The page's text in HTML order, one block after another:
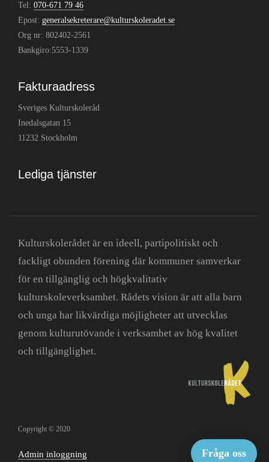
Tel: 070-671 79 46
Epost: generalsekreterare@kulturskoleradet.se
Org nr: 802402-2561
Bankgiro:5553-1339
Fakturaadress
Sveriges Kulturskoleråd
Inedalsgatan 15
11232 Stockholm
Lediga tjänster
Kulturskolerådet är en ideell, partipolitiskt och
fackligt obunden förening där kommuner samverkar
för en tillgänglig och högkvalitativ
kulturskoleverksamhet. Rådets vision är att alla barn
och unga har likvärdiga möjligheter att utvecklas
genom kulturutövande i verksamhet av hög kvalitet
och tillgänglighet.
Copyright © 2020
Admin inloggning Fråga oss